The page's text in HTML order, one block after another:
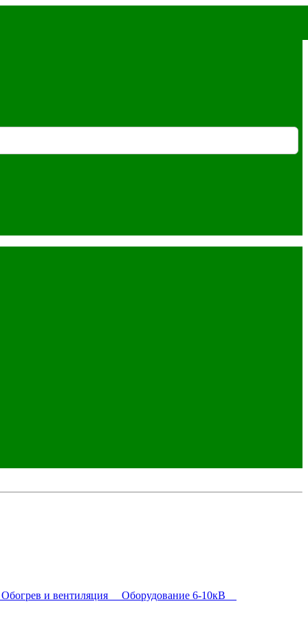
и вентиляция Оборудование 6-10кВ